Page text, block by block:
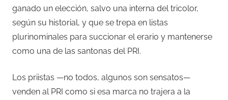
ganado un elección, salvo una interna del tricolor,
según su historial, y que se trepa en listas
plurinominales para succionar el erario y mantenerse
como una de las santonas del PRI.
Los priistas —no todos, algunos son sensatos—
venden al PRI como si esa marca no trajera a la